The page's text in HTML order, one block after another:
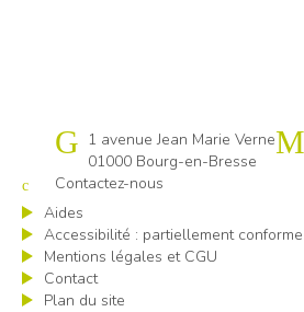
Cap emploi 01
1 avenue Jean Marie Verne
01000 Bourg-en-Bresse
Contactez-nous
Aides
Accessibilité : partiellement conforme
Mentions légales et CGU
Contact
Plan du site